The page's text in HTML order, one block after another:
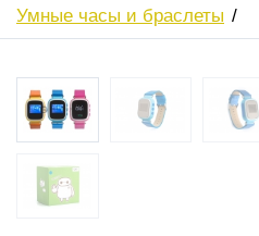
Умные часы и браслеты